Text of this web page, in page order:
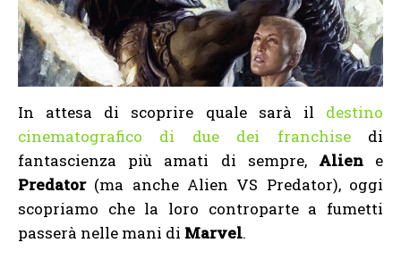
In attesa di scoprire quale sarà il destino
cinematografico di due dei franchisedi
fantascienza più amati di sempre, Aliene
Predator(ma anche Alien VS Predator), oggi
scopriamo che la loro controparte a fumetti
passerà nelle mani di Marvel.